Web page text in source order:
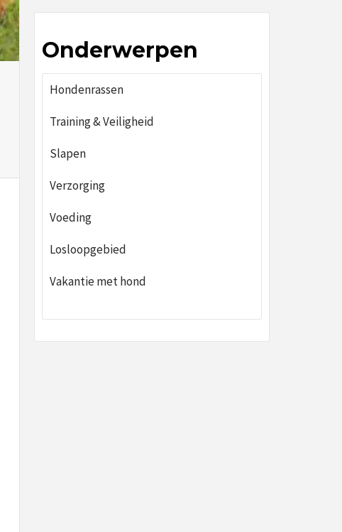
Onderwerpen
Hondenrassen
Training & Veiligheid
Slapen
Verzorging
Voeding
Losloopgebied
Vakantie met hond